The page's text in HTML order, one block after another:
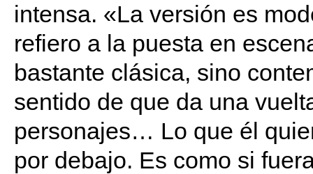
intensa. «La versión es
refiero a la puesta en
bastante clásica, sino
sentido de que da una
personajes… Lo que él
por debajo. Es como si